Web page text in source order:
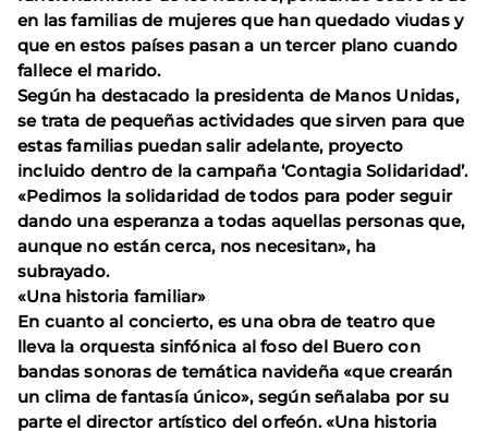
en las familias de mujeres que han quedado viudas y
que en estos países pasan a un tercer plano cuando
fallece el marido.
Según ha destacado la presidenta de Manos Unidas,
se trata de pequeñas actividades que sirven para que
estas familias puedan salir adelante, proyecto
incluido dentro de la campaña ‘Contagia Solidaridad’.
«Pedimos la solidaridad de todos para poder seguir
dando una esperanza a todas aquellas personas que,
aunque no están cerca, nos necesitan», ha
subrayado.
«Una historia familiar»
En cuanto al concierto, es una obra de teatro que
lleva la orquesta sinfónica al foso del Buero con
bandas sonoras de temática navideña «que crearán
un clima de fantasía único», según señalaba por su
parte el director artístico del orfeón. «Una historia